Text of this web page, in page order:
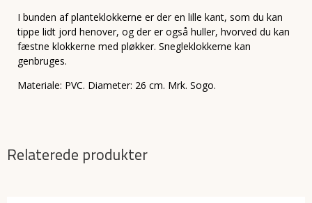
I bunden af planteklokkerne er der en lille kant, som du kan
tippe lidt jord henover, og der er også huller, hvorved du kan
fæstne klokkerne med pløkker. Snegleklokkerne kan
genbruges.
Materiale: PVC. Diameter: 26 cm. Mrk. Sogo.
Relaterede produkter